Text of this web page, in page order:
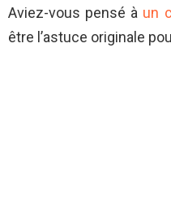
Aviez-vous pensé à un
être l’astuce originale